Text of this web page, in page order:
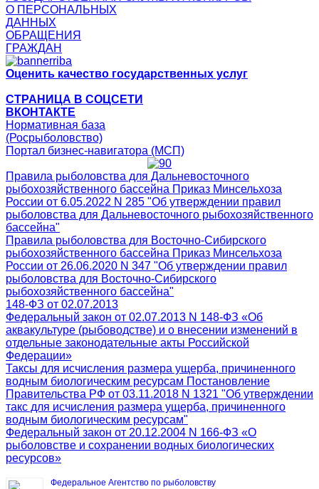
О ПЕРСОНАЛЬНЫХ
ДАННЫХ
ОБРАЩЕНИЯ
ГРАЖДАН
Оценить качество государственных услуг
СТРАНИЦА В СОЦСЕТИ
ВКОНТАКТЕ
Нормативная база
(Росрыболовство)
Портал бизнес-навигатора (МСП)
Правила рыболовства для Дальневосточного
рыбохозяйственного бассейна Приказ Минсельхоза
России от 6.05.2022 N 285 "Об утверждении правил
рыболовства для Дальневосточного рыбохозяйственного
бассейна"
Правила рыболовства для Восточно-Сибирского
рыбохозяйственного бассейна Приказ Минсельхоза
России от 26.06.2020 N 347 "Об утверждении правил
рыболовства для Восточно-Сибирского
рыбохозяйственного бассейна"
148-ФЗ от 02.07.2013
Федеральный закон от 02.07.2013 N 148-ФЗ «Об
аквакультуре (рыбоводстве) и о внесении изменений в
отдельные законодательные акты Российской
Федерации»
Таксы для исчисления размера ущерба, причиненного
водным биологическим ресурсам Постановление
Правительства РФ от 03.11.2018 N 1321 "Об утверждении
такс для исчисления размера ущерба, причиненного
водным биологическим ресурсам"
Федеральный закон от 20.12.2004 N 166-ФЗ «О
рыболовстве и сохранении водных биологических
ресурсов»
Федеральное Агентство по рыболовству